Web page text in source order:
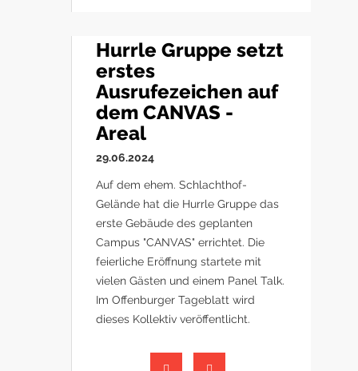
Hurrle Gruppe setzt
erstes
Ausrufezeichen auf
dem CANVAS -
Areal
29.06.2024
Auf dem ehem. Schlachthof-
Gelände hat die Hurrle Gruppe das
erste Gebäude des geplanten
Campus "CANVAS" errichtet. Die
feierliche Eröffnung startete mit
vielen Gästen und einem Panel Talk.
Im Offenburger Tageblatt wird
dieses Kollektiv veröffentlicht.